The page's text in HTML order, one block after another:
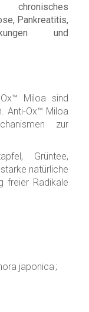
Pankreatitis,
und
Miloa sind
Anti-Ox™ Miloa
zur
Grüntee,
natürliche
freier Radikale
japonica ;